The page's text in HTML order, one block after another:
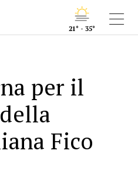
21° - 35°
per il
Fico